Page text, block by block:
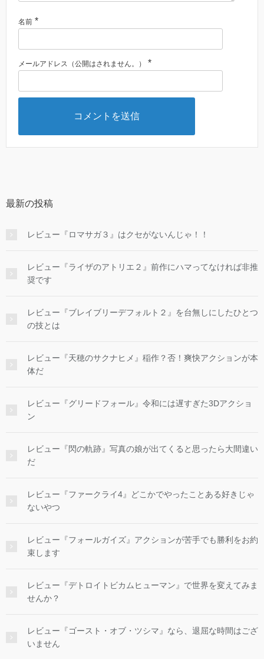
名前 *
メールアドレス（公開はされません。） *
最新の投稿
レビュー『ロマサガ３』はクセがないんじゃ！！
レビュー『ライザのアトリエ２』前作にハマってなければ非推
奨です
レビュー『ブレイブリーデフォルト２』を台無しにしたひとつ
の技とは
レビュー『天穂のサクナヒメ』稲作？否！爽快アクションが本
体だ
レビュー『グリードフォール』令和には遅すぎた3Dアクショ
ン
レビュー『閃の軌跡』写真の娘が出てくると思ったら大間違い
だ
レビュー『ファークライ4』どこかでやったことある好きじゃ
ないやつ
レビュー『フォールガイズ』アクションが苦手でも勝利をお約
束します
レビュー『デトロイトビカムヒューマン』で世界を変えてみま
せんか？
レビュー『ゴースト・オブ・ツシマ』なら、退屈な時間はござ
いません